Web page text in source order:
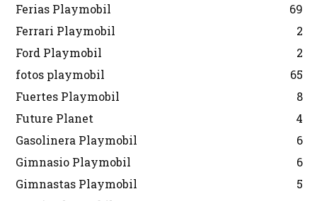
Ferias Playmobil
69
Ferrari Playmobil
2
Ford Playmobil
2
fotos playmobil
65
Fuertes Playmobil
8
Future Planet
4
Gasolinera Playmobil
6
Gimnasio Playmobil
6
Gimnastas Playmobil
5